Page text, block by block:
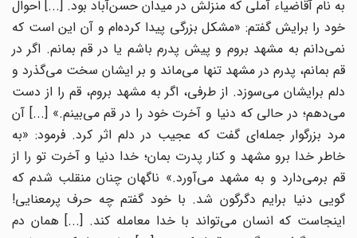
به نام آقاضیاء آملی که منزلش در میدان حسن‌آباد بود. [...] احوال
خود را برایش گفتم: «مشکل بزرگی پیدا کرده‌ام و آن این است که
نمی‌دانم به مشهد بروم و پیش پدرم باشم یا در قم بمانم. اگر در
قم بمانم، پدرم در مشهد تنها می‌ماند و بر ایشان سخت می‌گذرد و
دلم برایشان می‌سوزد. از طرفی، اگر به مشهد بروم، قم را از دست
می‌دهم؛ در حالی که دنیا و آخرت خود را در قم می‌بینم.» [...] آن
مرد بزرگوار جمله‌ای گفت که عجیب در دلم اثر کرد. فرمود: «به
خاطر خدا برو مشهد و کنار پدرت بمان؛ خدا دنیا و آخرت تو را از
قم برمی‌دارد و به مشهد می‌آورد.» ناگهان چنان منقلب شدم که
گویی دنیا برایم دگرگون شد. با خود گفتم چه حرف پرمعنایی!
اینجاست که انسان می‌تواند با خدا معامله کند. [...] همان دم